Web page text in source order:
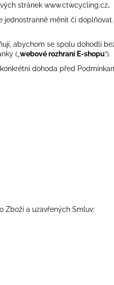
stránek www.ctwcycling.cz.
jednostranně měnit či
abychom se spolu dohodli
(„ webové rozhraní E-shopu“).
dohoda před
Zboží a uzavřených Smluv;